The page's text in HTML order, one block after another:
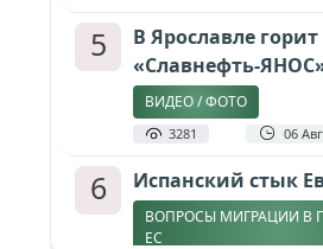
5
В Ярославле
«Славнефть-
ВИДЕО / ФОТО
3281 06
6 Испанский стык
ВОПРОСЫ МИГРАЦИИ В
ЕС